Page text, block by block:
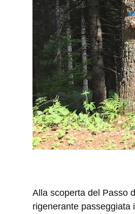
Alla scoperta del Passo
rigenerante passeggiata